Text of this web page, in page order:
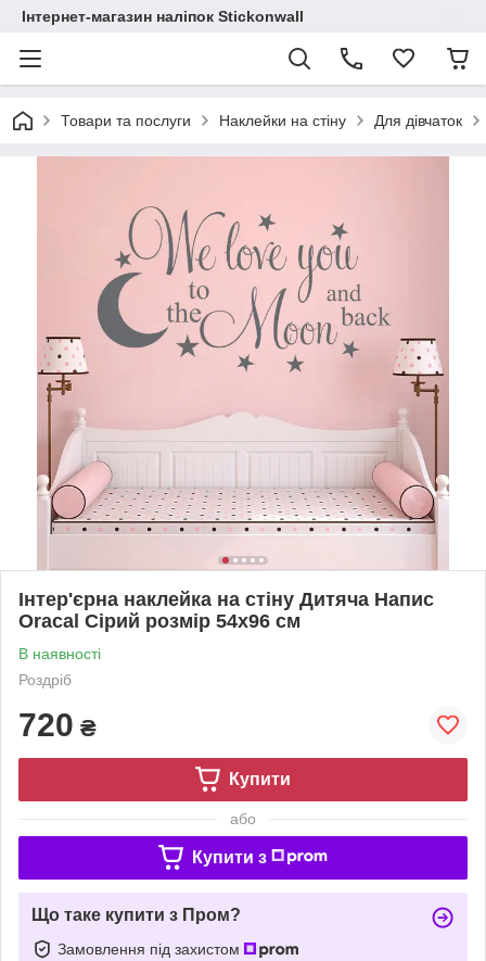
Інтернет-магазин наліпок Stickonwall
Товари та послуги Наклейки на стіну Для дівчаток
Інтер'єрна наклейка на стіну Дитяча Напис
Oracal Сірий розмір 54x96 см
В наявності
Роздріб
720 ₴
Купити
або
Купити з
Що таке купити з Пром?
Замовлення під захистом